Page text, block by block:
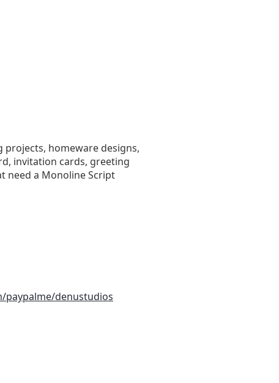
homeware designs,
invitation cards, greeting
need a Monoline Script
paypalme/denustudios